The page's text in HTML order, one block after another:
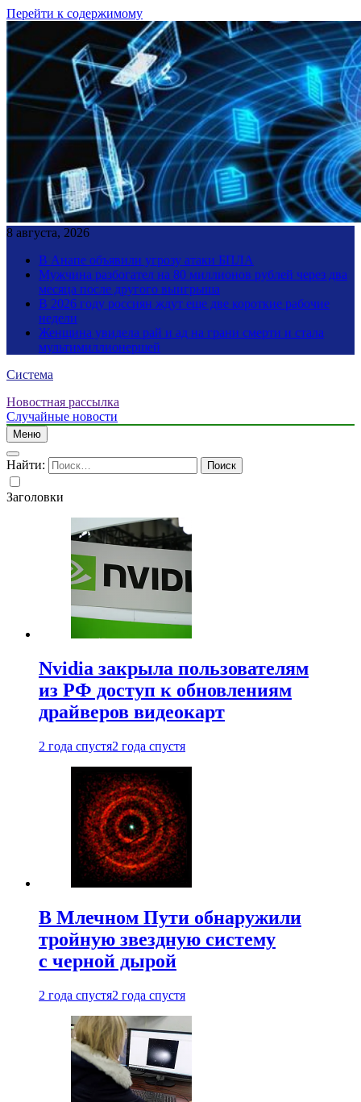
Перейти к содержимому
8 августа, 2026
В Анапе объявили угрозу атаки БПЛА
Мужчина разбогател на 80 миллионов рублей через два
месяца после другого выигрыша
В 2026 году россиян ждут еще две короткие рабочие
недели
Женщина увидела рай и ад на грани смерти и стала
мультимиллионершей
Система
Новостная рассылка
Случайные новости
Меню
Найти:
Заголовки
Nvidia закрыла пользователям
из РФ доступ к обновлениям
драйверов видеокарт
2 года спустя2 года спустя
В Млечном Пути обнаружили
тройную звездную систему
с черной дырой
2 года спустя2 года спустя